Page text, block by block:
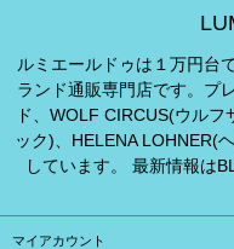
ルミエールドゥは１万円台
ランド通販専門店です。プ
ド、WOLF CIRCUS(ウル
ック)、HELENA LOHNER(
しています。 最新情報は
マイアカウント